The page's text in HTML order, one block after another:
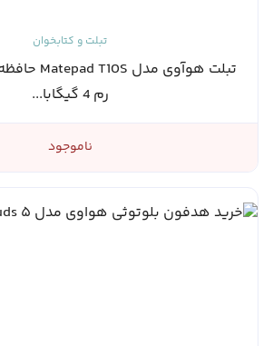
تبلت و کتابخوان
رم 4 گیگابا...
ناموجود